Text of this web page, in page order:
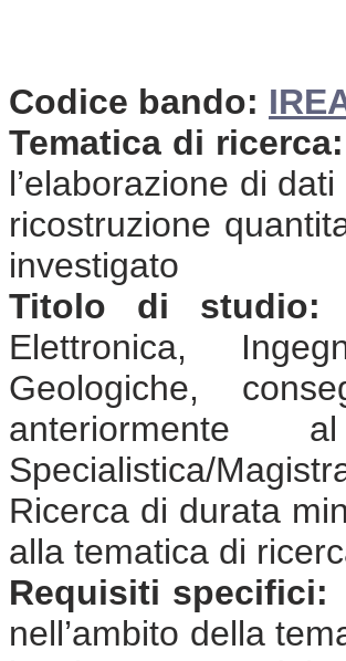
Codice bando:
Tematica di ricerca:
l’elaborazione di
ricostruzione
investigato
Titolo di studio:
Elettronica,
Geologiche,
Specialistica/
Ricerca di durata
alla tematica di
Requisiti specifici:
nell’ambito della